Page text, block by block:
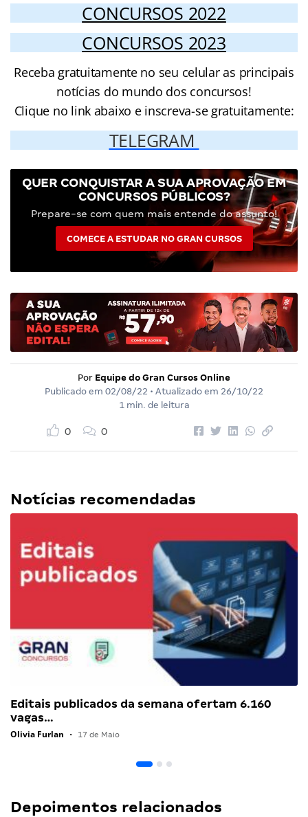
CONCURSOS 2022
CONCURSOS 2023
Receba gratuitamente no seu celular as principais
notícias do mundo dos concursos!
Clique no link abaixo e inscreva-se gratuitamente:
TELEGRAM
QUER CONQUISTAR A SUA APROVAÇÃO EM
CONCURSOS PÚBLICOS?
Prepare-se com quem mais entende do assunto!
COMECE A ESTUDAR NO GRAN CURSOS
Por Equipe do Gran Cursos Online
Publicado em 02/08/22 • Atualizado em 26/10/22
1 min. de leitura
0 0
Notícias recomendadas
Editais publicados da semana ofertam 6.160
vagas…
Olivia Furlan • 17 de Maio
Depoimentos relacionados